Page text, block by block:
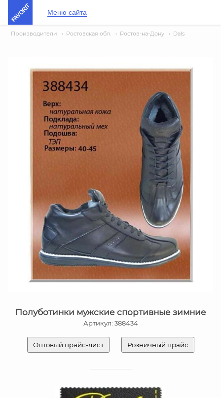
FAVORIT Меню сайта
Производители › Ростовская обл. › Ростов-на-Дону › Dals
Полуботинки мужские спортивные зимние
Артикул: 388434
Оптовый прайс-лист Розничный прайс